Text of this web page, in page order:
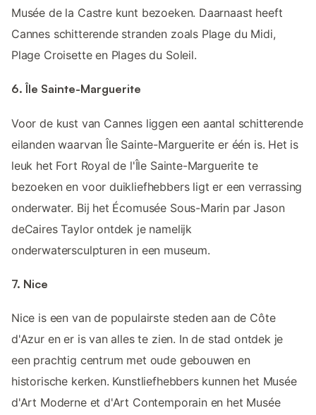
Musée de la Castre kunt bezoeken. Daarnaast heeft
Cannes schitterende stranden zoals Plage du Midi,
Plage Croisette en Plages du Soleil.
6. Île Sainte-Marguerite
Voor de kust van Cannes liggen een aantal schitterende
eilanden waarvan Île Sainte-Marguerite er één is. Het is
leuk het Fort Royal de l'Île Sainte-Marguerite te
bezoeken en voor duikliefhebbers ligt er een verrassing
onderwater. Bij het Écomusée Sous-Marin par Jason
deCaires Taylor ontdek je namelijk
onderwatersculpturen in een museum.
7. Nice
Nice is een van de populairste steden aan de Côte
d'Azur en er is van alles te zien. In de stad ontdek je
een prachtig centrum met oude gebouwen en
historische kerken. Kunstliefhebbers kunnen het Musée
d'Art Moderne et d'Art Contemporain en het Musée